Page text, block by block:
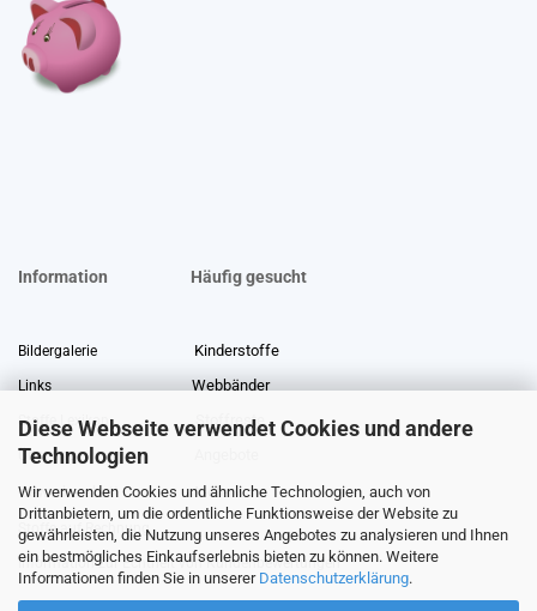
Diese Webseite verwendet Cookies und andere
Technologien
Wir verwenden Cookies und ähnliche Technologien, auch von
Drittanbietern, um die ordentliche Funktionsweise der Website zu
gewährleisten, die Nutzung unseres Angebotes zu analysieren und Ihnen
ein bestmögliches Einkaufserlebnis bieten zu können. Weitere
Informationen finden Sie in unserer Datenschutzerklärung.
Information Häufig gesucht
Bildergalerie Kinderstoffe
Links Webbänder
Stoffe Lexikon Stoffreste
Über uns
Gewerberabatt Meterware
Stoffe auf Rechnung
Information zur Echtheit von Kundenbewertungen